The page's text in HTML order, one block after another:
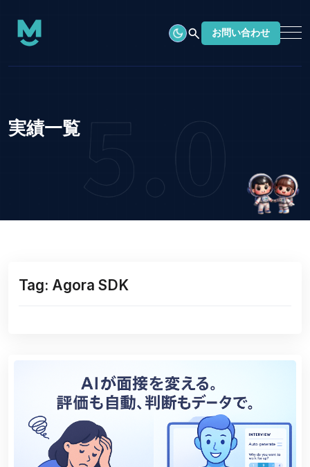
search お問い合わせ
実績一覧
Tag: Agora SDK